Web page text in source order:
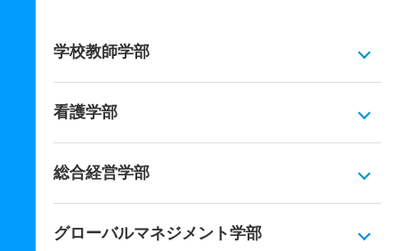
学校教師学部
看護学部
総合経営学部
グローバルマネジメント学部